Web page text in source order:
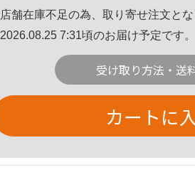
店舗在庫不足の為、取り寄せ注文とな
2026.08.25 7:31頃のお届け予定です。
受け取り方法・送
カートに